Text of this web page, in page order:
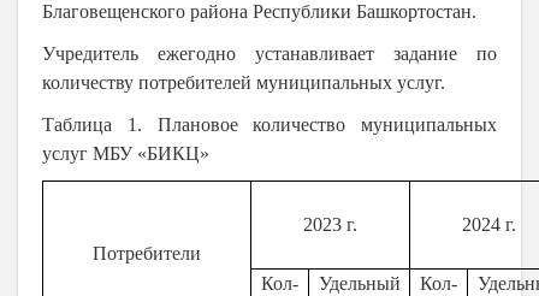
Благовещенского района Республики Башкортостан.
Учредитель ежегодно устанавливает задание по
количеству потребителей муниципальных услуг.
Таблица 1. Плановое количество муниципальных
услуг МБУ «БИКЦ»
Потребители
2023 г. 2024 г.
Кол-
Удельный
Кол-